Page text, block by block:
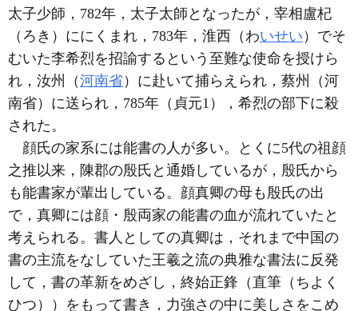
太子少師，782年，太子太師となったが，宰相盧杞
（ろき）ににくまれ，783年，淮西（わいせい ）でそ
むいた李希烈を招諭するという至難な使命を授けら
れ，汝州（河南省）に赴いて捕らえられ，蔡州（河
南省）に送られ，785年（貞元1），希烈の部下に殺
された。
顔氏の家系には能書の人が多い。とくに5代の祖顔
之推以来，陳郡の殷氏と通婚しているが，殷氏から
も能書家が輩出している。顔真卿の母も殷氏の出
で，真卿には顔・殷両家の能書の血が流れていたと
考えられる。書人としての真卿は，それまで中国の
書の主流をなしていた王羲之流の典雅な書法に反発
して，書の革新をめざし，終始正鋒（直筆（ちよく
ひつ））をもって書き，力強さの中に美しさをこめ